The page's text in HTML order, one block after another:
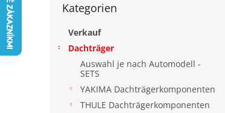
überspringen
Kategorien
Verkauf
Dachträger
Auswahl je nach Automodell -
SETS
YAKIMA Dachträgerkomponenten
THULE Dachträgerkomponenten